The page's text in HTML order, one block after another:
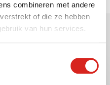
combineren met andere
of die ze hebben
van hun services.